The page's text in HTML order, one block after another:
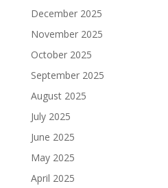
December 2025
November 2025
October 2025
September 2025
August 2025
July 2025
June 2025
May 2025
April 2025